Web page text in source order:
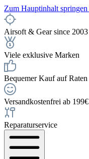
Zum Hauptinhalt springen
Airsoft & Gear since 2003
Viele exklusive Marken
Bequemer Kauf auf Raten
Versandkostenfrei ab 199€
Reparaturservice